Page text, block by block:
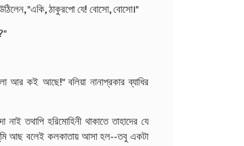
উঠিলেন, "একি, ঠাকুরপো যে! বোসো, বোসো।"
আর কই আছে!" বলিয়া নানাপ্রকার ব্যাধির
তথাপি হরিমোহিনী থাকাতে তাহাদের যে
আছ বলেই কলকাতায় আসা হল--তবু একটা